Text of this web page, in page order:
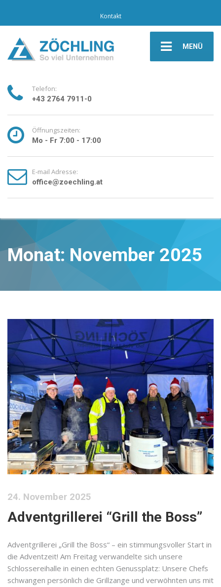
Kontakt
MENÜ
Telefon:
+43 2764 7911-0
Öffnungszeiten:
Mo - Fr 7:00 - 17:00
E-mail Adresse:
office@zoechling.at
Monat: November 2025
24. November 2025
Adventgrillerei “Grill the Boss”
Adventgrillerei „Grill the Boss“ – ein stimmungsvoller Start in
die Adventzeit! Am Freitag verwandelte sich unsere
Schlossereihalle in einen echten Genussplatz: Unsere Chefs
schwangen persönlich die Grillzange und verwöhnten uns mit